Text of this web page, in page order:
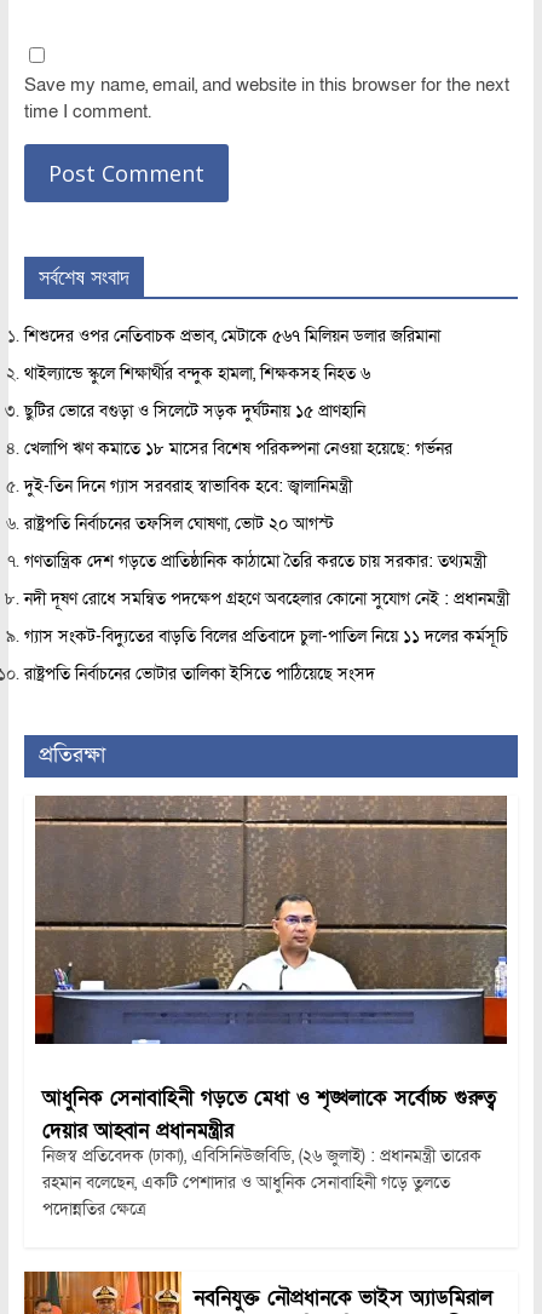
Save my name, email, and website in this browser for the next
time I comment.
সর্বশেষ সংবাদ
শিশুদের ওপর নেতিবাচক প্রভাব, মেটাকে ৫৬৭ মিলিয়ন ডলার জরিমানা
থাইল্যান্ডে স্কুলে শিক্ষার্থীর বন্দুক হামলা, শিক্ষকসহ নিহত ৬
ছুটির ভোরে বগুড়া ও সিলেটে সড়ক দুর্ঘটনায় ১৫ প্রাণহানি
খেলাপি ঋণ কমাতে ১৮ মাসের বিশেষ পরিকল্পনা নেওয়া হয়েছে: গর্ভনর
দুই-তিন দিনে গ্যাস সরবরাহ স্বাভাবিক হবে: জ্বালানিমন্ত্রী
রাষ্ট্রপতি নির্বাচনের তফসিল ঘোষণা, ভোট ২০ আগস্ট
গণতান্ত্রিক দেশ গড়তে প্রাতিষ্ঠানিক কাঠামো তৈরি করতে চায় সরকার: তথ্যমন্ত্রী
নদী দূষণ রোধে সমন্বিত পদক্ষেপ গ্রহণে অবহেলার কোনো সুযোগ নেই : প্রধানমন্ত্রী
গ্যাস সংকট-বিদ্যুতের বাড়তি বিলের প্রতিবাদে চুলা-পাতিল নিয়ে ১১ দলের কর্মসূচি
রাষ্ট্রপতি নির্বাচনের ভোটার তালিকা ইসিতে পাঠিয়েছে সংসদ
প্রতিরক্ষা
আধুনিক সেনাবাহিনী গড়তে মেধা ও শৃঙ্খলাকে সর্বোচ্চ গুরুত্ব
দেয়ার আহ্বান প্রধানমন্ত্রীর
নিজস্ব প্রতিবেদক (ঢাকা), এবিসিনিউজবিডি, (২৬ জুলাই) : প্রধানমন্ত্রী তারেক
রহমান বলেছেন, একটি পেশাদার ও আধুনিক সেনাবাহিনী গড়ে তুলতে
পদোন্নতির ক্ষেত্রে
নবনিযুক্ত নৌপ্রধানকে ভাইস অ্যাডমিরাল